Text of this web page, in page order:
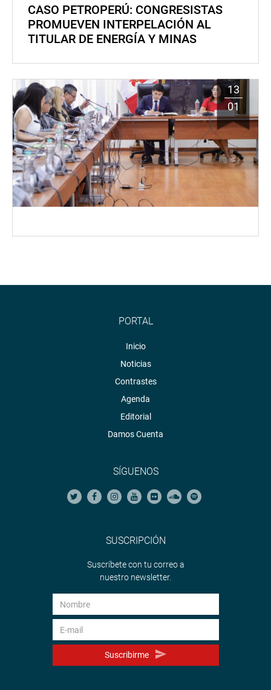
CASO PETROPERÚ: CONGRESISTAS
PROMUEVEN INTERPELACIÓN AL
TITULAR DE ENERGÍA Y MINAS
13
01
PORTAL
Inicio
Noticias
Contrastes
Agenda
Editorial
Damos Cuenta
SÍGUENOS
SUSCRIPCIÓN
Suscríbete con tu correo a
nuestro newsletter.
Suscribirme